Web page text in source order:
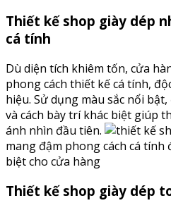
Thiết kế shop giày dép
cá tính
Dù diện tích khiêm tốn, cửa
phong cách thiết kế cá tính,
hiệu. Sử dụng màu sắc nổi
và cách bày trí khác biệt giúp
ánh nhìn đầu tiên.
mang đậm phong cách cá
biệt cho cửa hàng
Thiết kế shop giày dép